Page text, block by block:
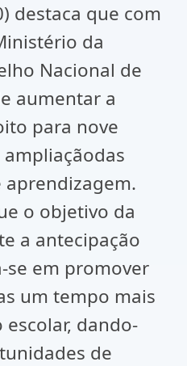
destaca que com
da
Nacional de
aumentar a
para nove
o objetivo da
a antecipação
se em promover
um tempo mais
dando-
de